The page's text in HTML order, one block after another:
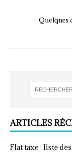
Quelques
ARTICLES
Flat taxe : liste